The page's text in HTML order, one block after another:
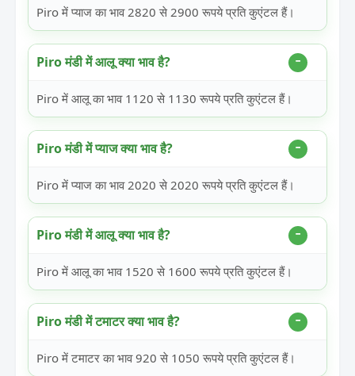
Piro में प्याज का भाव 2820 से 2900 रूपये प्रति कुएंटल हैं।
Piro मंडी में आलू क्या भाव है?
Piro में आलू का भाव 1120 से 1130 रूपये प्रति कुएंटल हैं।
Piro मंडी में प्याज क्या भाव है?
Piro में प्याज का भाव 2020 से 2020 रूपये प्रति कुएंटल हैं।
Piro मंडी में आलू क्या भाव है?
Piro में आलू का भाव 1520 से 1600 रूपये प्रति कुएंटल हैं।
Piro मंडी में टमाटर क्या भाव है?
Piro में टमाटर का भाव 920 से 1050 रूपये प्रति कुएंटल हैं।